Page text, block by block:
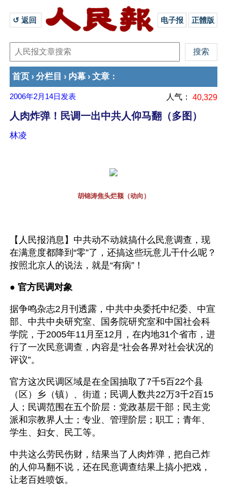
↺ 返回 电子报 正體版
首页 › 分栏目 › 内幕 › 文章 ：
2006年2月14日 发表 人气： 40,329
人肉炸弹！民调一出中共人仰马翻（多图）
林凌
胡锦涛焦头烂额（动向）
【人民报消息】中共动不动就搞什么民意调查，现
在满意度都降到“零”了，还搞这些玩意儿干什么呢？
按照北京人的说法，就是“有病”！
● 官方民调对象
据争鸣杂志2月刊透露，中共中央委托中纪委、中宣
部、中共中央研究室、国务院研究室和中国社会科
学院，于2005年11月至12月，在内地31个省市，进
行了一次民意调查，内容是“社会各界对社会状况的
评议”。
官方这次民调区域是在全国抽取了7千5百22个县
（区）乡（镇）、街道；民调人数共22万3千2百15
人；民调范围在五个阶层：党政基层干部；民主党
派和宗教界人士；专业、管理阶层；职工；青年、
学生、妇女、民工等。
中共这么劳民伤财，结果当了人肉炸弹，把自己炸
的人仰马翻不说，还在民意调查结果上搞小把戏，
让老百姓喷饭。